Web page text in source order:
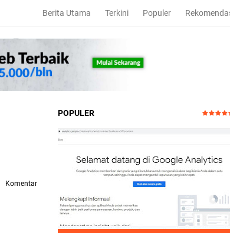
Berita Utama Terkini Populer
Komentar
POPULER